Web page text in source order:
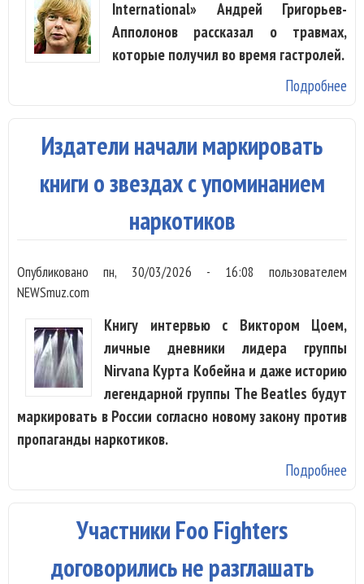
International» Андрей Григорьев-
Апполонов рассказал о травмах,
которые получил во время гастролей.
Подробнее
Издатели начали маркировать
книги о звездах с упоминанием
наркотиков
Опубликованопн, 30/03/2026 - 16:08 пользователем
NEWSmuz.com
Книгу интервью с Виктором Цоем,
личные дневники лидера группы
Nirvana Курта Кобейна и даже историю
легендарной группы The Beatles будут
маркировать в России согласно новому закону против
пропаганды наркотиков.
Подробнее
Участники Foo Fighters
договорились не разглашать